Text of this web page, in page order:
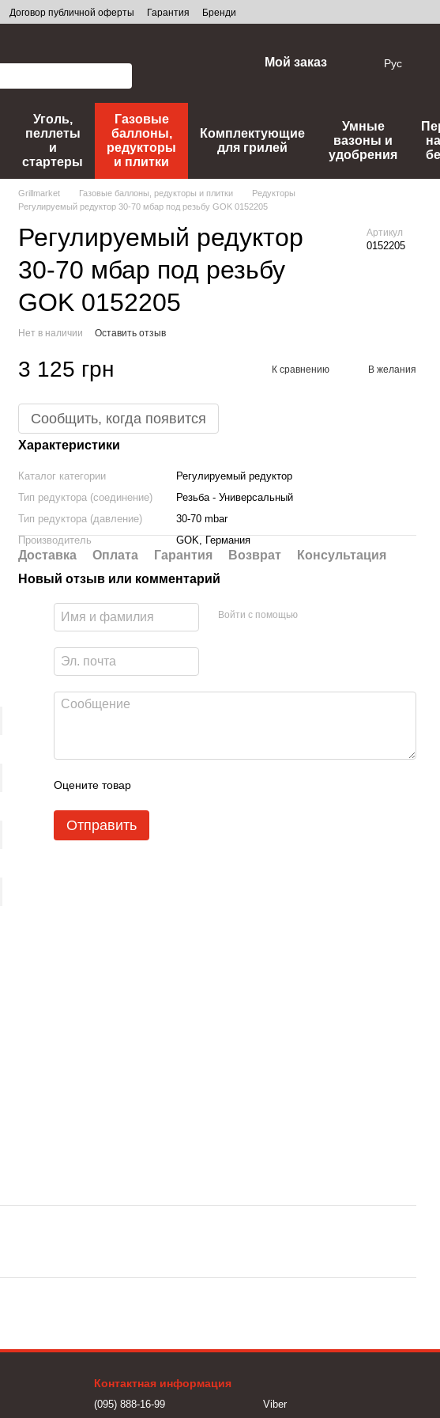
Договор публичной оферты Гарантия Бренди
Мой заказ Рус
Уголь,
пеллеты
и
стартеры
Газовые
баллоны,
редукторы
и плитки
Комплектующие
для грилей
Умные
вазоны и
удобрения
Grillmarket Газовые баллоны, редукторы и плитки
Редукторы
Регулируемый редуктор 30-70 мбар под резьбу GOK 0152205
Регулируемый редуктор
30-70 мбар под резьбу
GOK 0152205
Артикул
0152205
Нет в наличии Оставить отзыв
3 125 грн К сравнению В желания
Сообщить, когда появится
Характеристики
Каталог категории
Регулируемый редуктор
Тип редуктора (соединение)
Резьба - Универсальный
Тип редуктора (давление)
30-70 mbar
Производитель
GOK, Германия
Доставка Оплата Гарантия Возврат
Консультация
Новый отзыв или комментарий
Войти с помощью
Оцените товар
Отправить
Контактная информация
(095) 888-16-99 Viber